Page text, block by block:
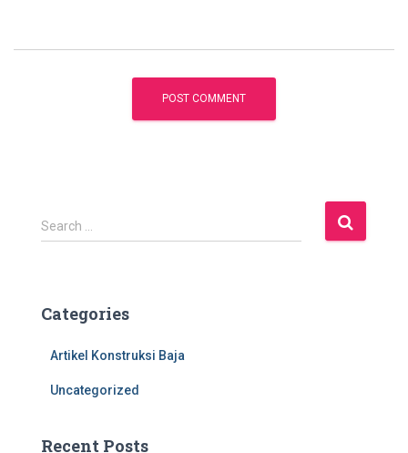
S
e
h
Search …
Categories
Artikel Konstruksi Baja
Uncategorized
Recent Posts